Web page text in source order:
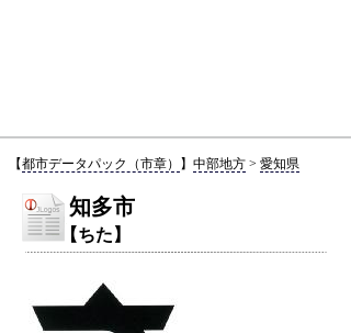
【都市データパック（市章） 】 中部地方> 愛知県
知多市
【ちた】